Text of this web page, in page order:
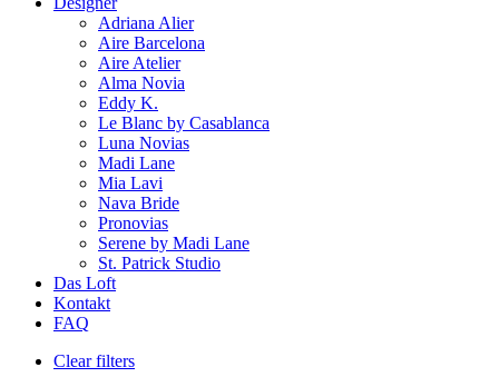
Adriana Alier
Aire Barcelona
Aire Atelier
Alma Novia
Eddy K.
Le Blanc by Casablanca
Luna Novias
Madi Lane
Mia Lavi
Nava Bride
Pronovias
Serene by Madi Lane
St. Patrick Studio
Das Loft
Kontakt
FAQ
Clear filters